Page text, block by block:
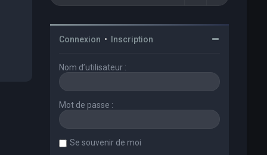
Connexion • Inscription
Nom d’utilisateur :
Mot de passe :
Se souvenir de moi